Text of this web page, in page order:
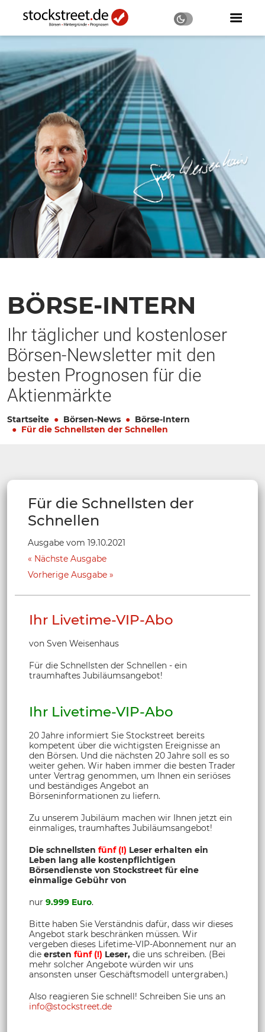
BÖRSE-INTERN
Ihr täglicher und kostenloser
Börsen-Newsletter mit den
besten Prognosen für die
Aktienmärkte
Startseite Börsen-News
Börse-Intern
Für die Schnellsten der Schnellen
Für die Schnellsten der
Schnellen
Ausgabe vom 19.10.2021
Nächste Ausgabe
Vorherige Ausgabe
Ihr Livetime-VIP-Abo
von Sven Weisenhaus
Für die Schnellsten der Schnellen - ein
traumhaftes Jubiläumsangebot!
Ihr Livetime-VIP-Abo
20 Jahre informiert Sie Stockstreet bereits
kompetent über die wichtigsten Ereignisse an
den Börsen. Und die nächsten 20 Jahre soll es so
weiter gehen. Wir haben immer die besten Trader
unter Vertrag genommen, um Ihnen ein seriöses
und beständiges Angebot an
Börseninformationen zu liefern.
Zu unserem Jubiläum machen wir Ihnen jetzt ein
einmaliges, traumhaftes Jubiläumsangebot!
Die schnellsten fünf (!) Leser erhalten ein
Leben lang alle kostenpflichtigen
Börsendienste von Stockstreet für eine
einmalige Gebühr von
nur 9.999 Euro.
Bitte haben Sie Verständnis dafür, dass wir dieses
Angebot stark beschränken müssen. Wir
vergeben dieses Lifetime-VIP-Abonnement nur an
die ersten fünf (!) Leser, die uns schreiben. (Bei
mehr solcher Angebote würden wir uns
ansonsten unser Geschäftsmodell untergraben.)
Also reagieren Sie schnell! Schreiben Sie uns an
info@stockstreet.de